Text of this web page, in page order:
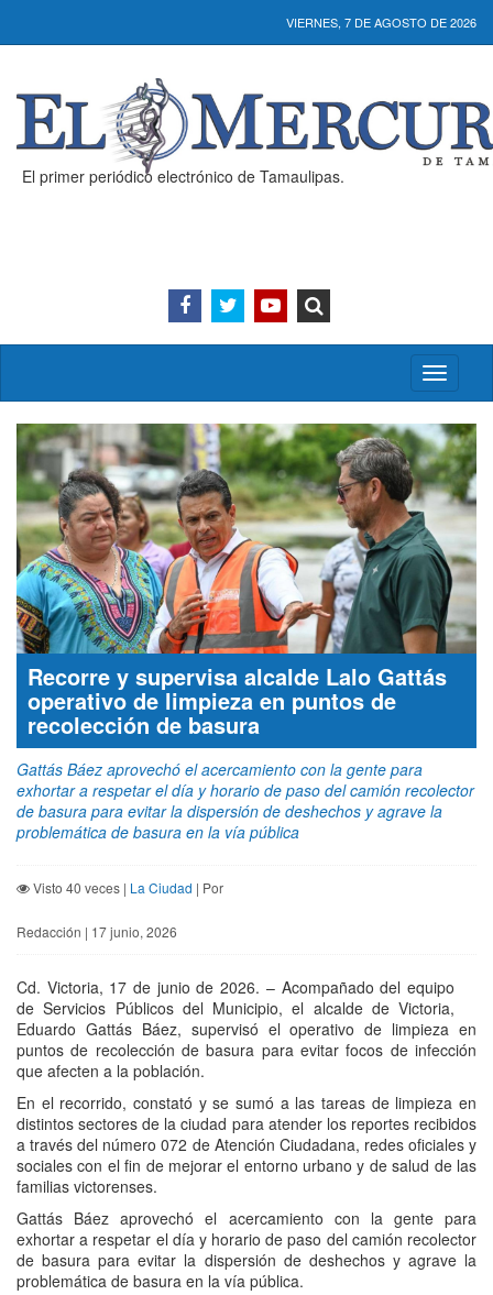
VIERNES, 7 DE AGOSTO DE 2026
El primer periódico electrónico de Tamaulipas.
Activar/
menú
Recorre y supervisa alcalde Lalo Gattás
operativo de limpieza en puntos de
recolección de basura
Gattás Báez aprovechó el acercamiento con la gente para
exhortar a respetar el día y horario de paso del camión recolector
de basura para evitar la dispersión de deshechos y agrave la
problemática de basura en la vía pública
Visto 40 veces | La Ciudad | Por
Redacción | 17 junio, 2026
Cd. Victoria, 17 de junio de 2026. – Acompañado del equipo
de Servicios Públicos del Municipio, el alcalde de Victoria,
Eduardo Gattás Báez, supervisó el operativo de limpieza en
puntos de recolección de basura para evitar focos de infección
que afecten a la población.
En el recorrido, constató y se sumó a las tareas de limpieza en
distintos sectores de la ciudad para atender los reportes recibidos
a través del número 072 de Atención Ciudadana, redes oficiales y
sociales con el fin de mejorar el entorno urbano y de salud de las
familias victorenses.
Gattás Báez aprovechó el acercamiento con la gente para
exhortar a respetar el día y horario de paso del camión recolector
de basura para evitar la dispersión de deshechos y agrave la
problemática de basura en la vía pública.